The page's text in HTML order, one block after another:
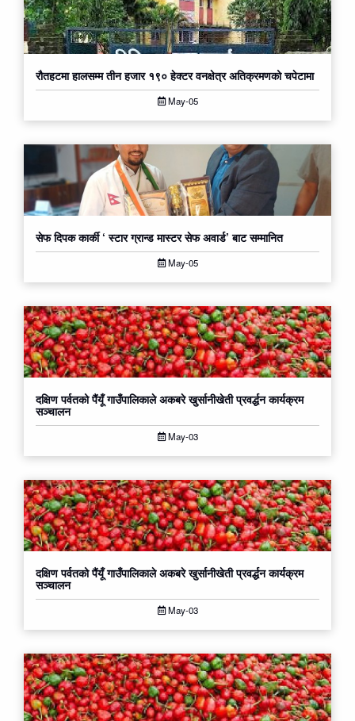
रौतहटमा हालसम्म तीन हजार १९० हेक्टर वनक्षेत्र अतिक्रमणको चपेटामा
May-05
सेफ दिपक कार्की ‘ स्टार ग्रान्ड मास्टर सेफ अवार्ड’ बाट सम्मानित
May-05
दक्षिण पर्वतको पैंयूँ गाउँपालिकाले अकबरे खुर्सानीखेती प्रवर्द्धन कार्यक्रम
सञ्चालन
May-03
दक्षिण पर्वतको पैंयूँ गाउँपालिकाले अकबरे खुर्सानीखेती प्रवर्द्धन कार्यक्रम
सञ्चालन
May-03